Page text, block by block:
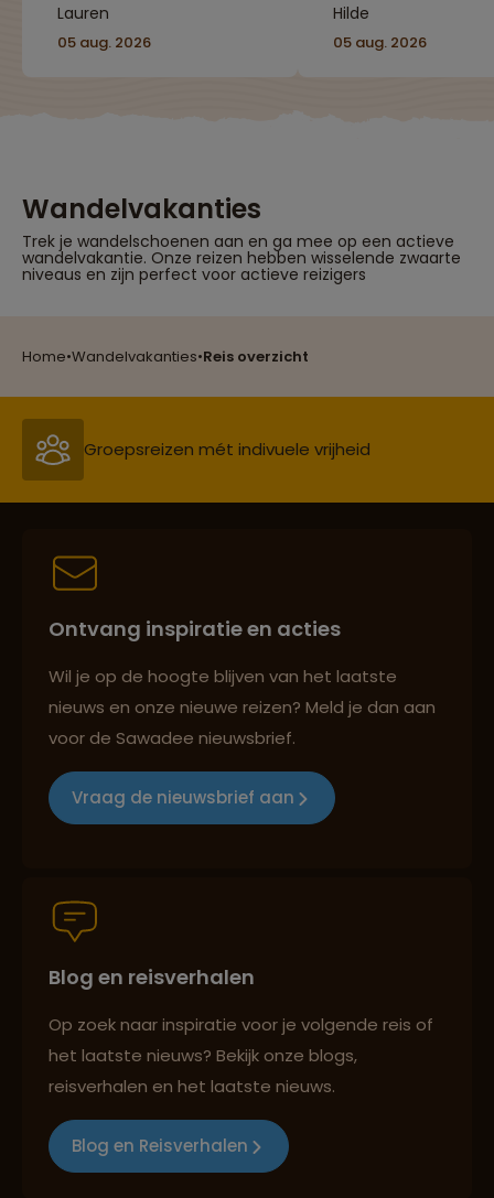
Home•Wandelvakanties•Reis overzicht
Lauren
05 aug. 2026
Hilde
05 aug. 2026
Wandelvakanties
Trek je wandelschoenen aan en ga mee op een actieve
wandelvakantie. Onze reizen hebben wisselende zwaarte
niveaus en zijn perfect voor actieve reizigers
Groepsreizen mét indivuele vrijheid
Persoonlijk en deskundig reisadvies
Reizen met oog voor mens, cultuur en milieu
Persoonlijk en deskundig reisadvies
Best beoordeelde reisroutes
Ontvang inspiratie en acties
Wil je op de hoogte blijven van het laatste
nieuws en onze nieuwe reizen? Meld je dan aan
voor de Sawadee nieuwsbrief.
Vraag de nieuwsbrief aan
Blog en reisverhalen
Op zoek naar inspiratie voor je volgende reis of
het laatste nieuws? Bekijk onze blogs,
reisverhalen en het laatste nieuws.
Blog en Reisverhalen